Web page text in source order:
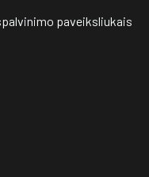
paveiksliukais